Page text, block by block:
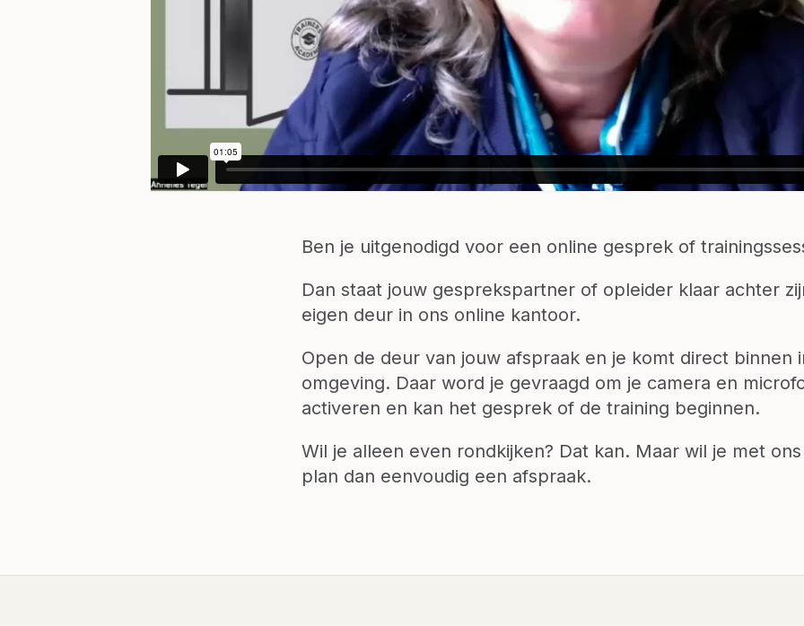
Ben je uitgenodigd voor een online gesprek of
Dan staat jouw gesprekspartner of opleider klaar achter
eigen deur in ons online kantoor.
Open de deur van jouw afspraak en je komt direct binnen
omgeving. Daar word je gevraagd om je camera en
activeren en kan het gesprek of de training beginnen.
Wil je alleen even rondkijken? Dat kan. Maar wil je met
plan dan eenvoudig een afspraak.